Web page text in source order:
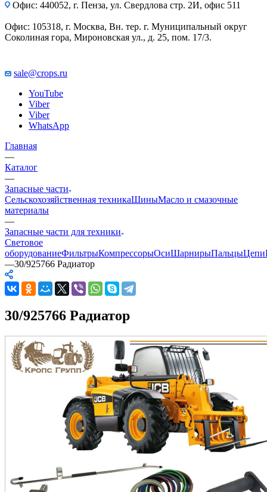
Офис: 440052, г. Пенза, ул. Свердлова стр. 2И, офис 511
Офис: 105318, г. Москва, Вн. тер. г. Муниципальный округ
Соколиная гора, Мироновская ул., д. 25, пом. 17/3.
sale@crops.ru
YouTube
Viber
Viber
WhatsApp
Главная
—
Каталог
—
Запасные части
Сельскохозяйственная техникаШиныМасло и смазочные
материалы
—
Запасные части для техники
Световое
оборудованиеФильтрыКомпрессорыОсиШарнирыПальцыЦепи
—30/925766 Радиатор
30/925766 Радиатор